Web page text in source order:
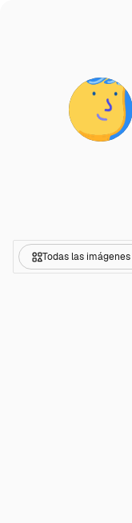
Todas las imágenes